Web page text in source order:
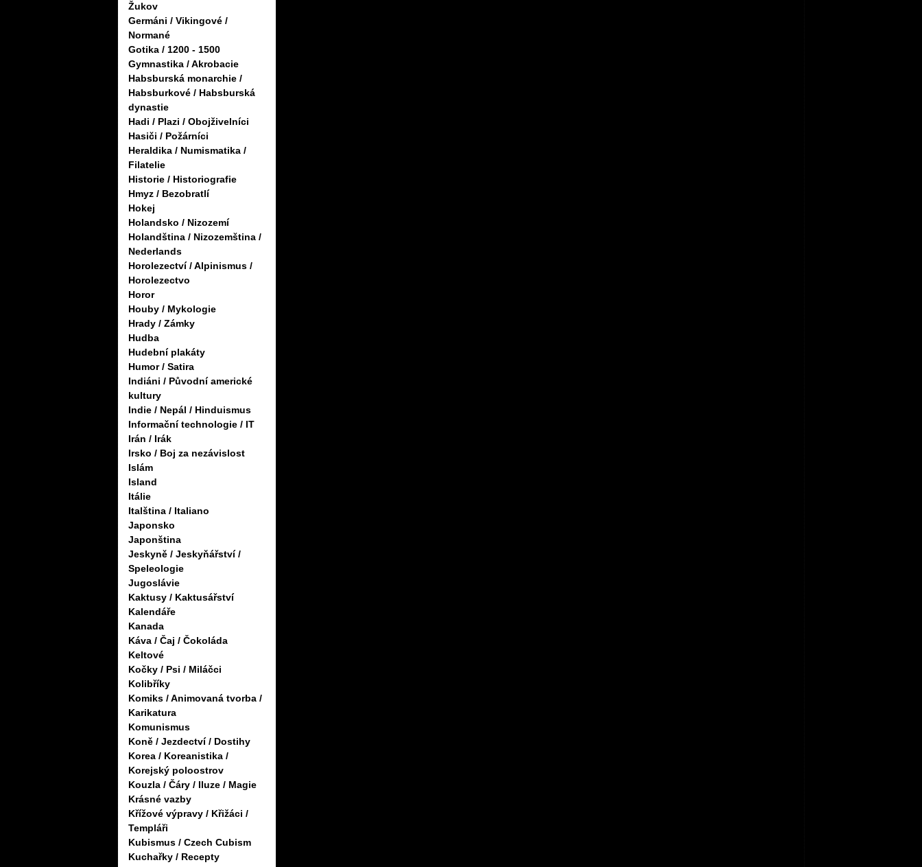
Žukov
Germáni / Vikingové /
Normané
Gotika / 1200 - 1500
Gymnastika / Akrobacie
Habsburská monarchie /
Habsburkové / Habsburská
dynastie
Hadi / Plazi / Obojživelníci
Hasiči / Požárníci
Heraldika / Numismatika /
Filatelie
Historie / Historiografie
Hmyz / Bezobratlí
Hokej
Holandsko / Nizozemí
Holandština / Nizozemština /
Nederlands
Horolezectví / Alpinismus /
Horolezectvo
Horor
Houby / Mykologie
Hrady / Zámky
Hudba
Hudební plakáty
Humor / Satira
Indiáni / Původní americké
kultury
Indie / Nepál / Hinduismus
Informační technologie / IT
Irán / Irák
Irsko / Boj za nezávislost
Islám
Island
Itálie
Italština / Italiano
Japonsko
Japonština
Jeskyně / Jeskyňářství /
Speleologie
Jugoslávie
Kaktusy / Kaktusářství
Kalendáře
Kanada
Káva / Čaj / Čokoláda
Keltové
Kočky / Psi / Miláčci
Kolibříky
Komiks / Animovaná tvorba /
Karikatura
Komunismus
Koně / Jezdectví / Dostihy
Korea / Koreanistika /
Korejský poloostrov
Kouzla / Čáry / Iluze / Magie
Krásné vazby
Křížové výpravy / Křižáci /
Templáři
Kubismus / Czech Cubism
Kuchařky / Recepty